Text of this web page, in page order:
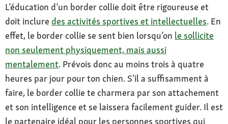
L’éducation d’un border collie doit être rigoureuse et
doit inclure des activités sportives et intellectuelles. En
effet, le border collie se sent bien lorsqu’on le sollicite
non seulement physiquement, mais aussi
mentalement. Prévois donc au moins trois à quatre
heures par jour pour ton chien. S’il a suffisamment à
faire, le border collie te charmera par son attachement
et son intelligence et se laissera facilement guider. Il est
le partenaire idéal pour les personnes sportives qui